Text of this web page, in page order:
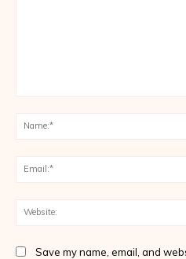
Save my name, email, and